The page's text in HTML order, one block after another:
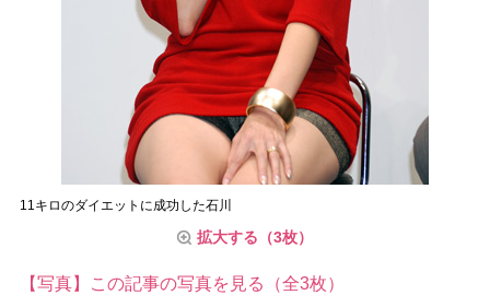
11キロのダイエットに成功した石川
拡大する（3枚）
【写真】この記事の写真を見る（全3枚）